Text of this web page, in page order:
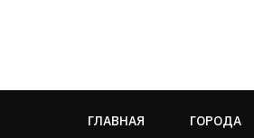
ГЛАВНАЯ ГОРОДА